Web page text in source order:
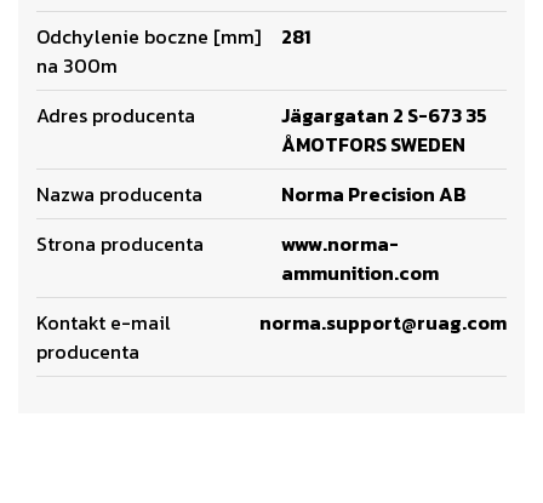
Odchylenie boczne [mm]
na 300m
281
Adres producenta
Jägargatan 2 S-673 35
ÅMOTFORS SWEDEN
Nazwa producenta
Norma Precision AB
Strona producenta
www.norma-
ammunition.com
Kontakt e-mail
producenta
norma.support@ruag.com